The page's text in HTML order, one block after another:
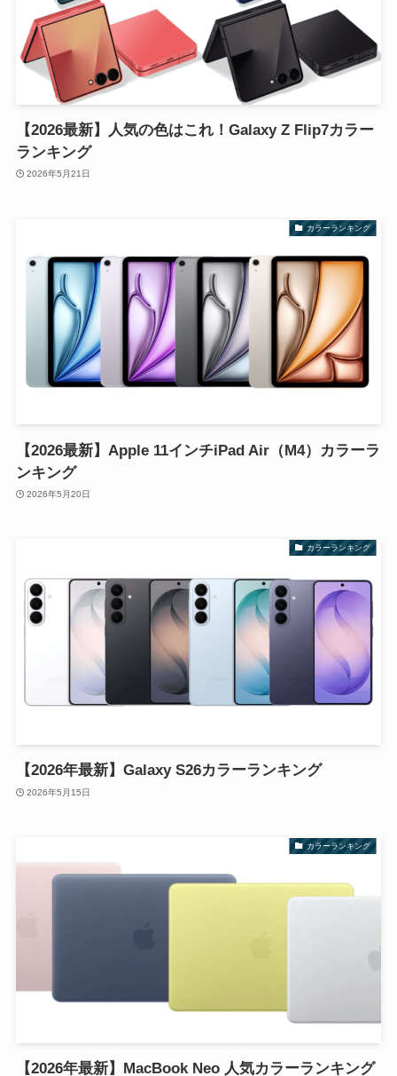
【2026最新】人気の色はこれ！Galaxy Z Flip7カラー
ランキング
2026年5月21日
カラーランキング
【2026最新】Apple 11インチiPad Air（M4）カラーラ
ンキング
2026年5月20日
カラーランキング
【2026年最新】Galaxy S26カラーランキング
2026年5月15日
カラーランキング
【2026年最新】MacBook Neo 人気カラーランキング